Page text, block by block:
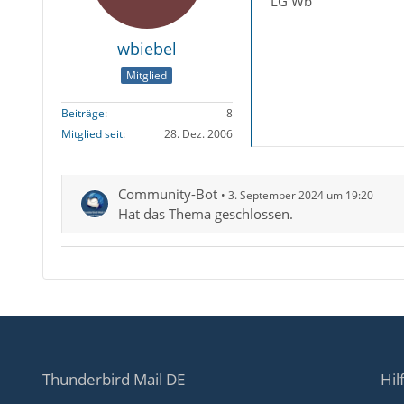
wbiebel
Mitglied
Beiträge
8
Mitglied seit
28. Dez. 2006
Community-Bot 3. September 2024 um 19:20
Hat das Thema geschlossen.
Thunderbird Mail DE